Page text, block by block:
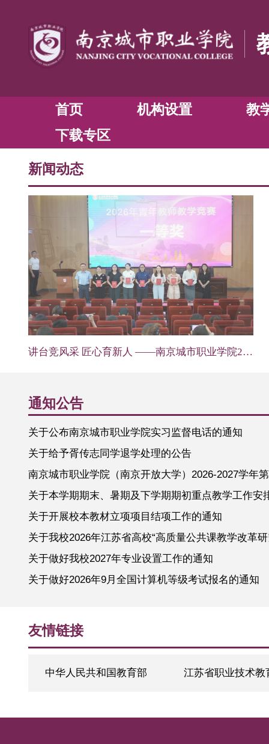
首页 机构设置
下载专区
新闻动态
通知公告
关于公布南京城市职业学院实习监督电话的通知
关于给予胥传志同学退学处理的公告
关于开展校本教材立项项目结项工作的通知
关于我校2026年江苏省高校“高质量公共课教学
友情链接
中华人民共和国教育部 江苏省职业技